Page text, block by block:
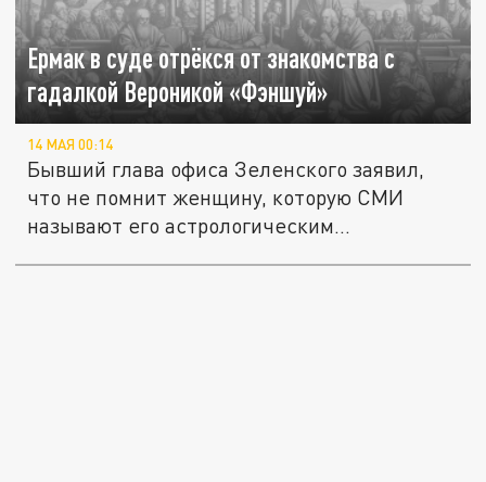
Ермак в суде отрёкся от знакомства с
гадалкой Вероникой «Фэншуй»
14 МАЯ 00:14
Бывший глава офиса Зеленского заявил,
что не помнит женщину, которую СМИ
называют его астрологическим...